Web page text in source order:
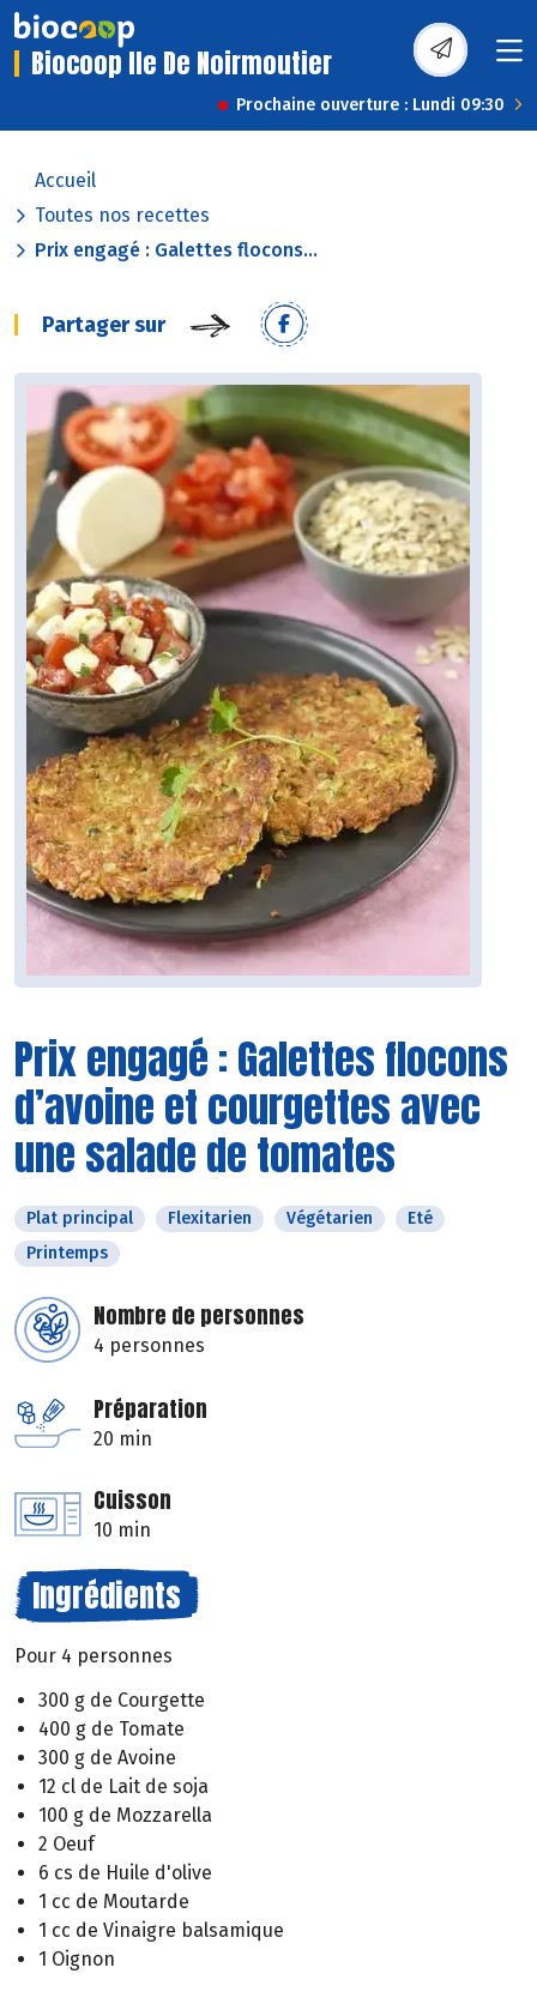
Biocoop Ile De Noirmoutier
Prochaine ouverture : Lundi 09:30
Accueil
Toutes nos recettes
Prix engagé : Galettes flocons...
Partager sur
Prix engagé : Galettes flocons
d’avoine et courgettes avec
une salade de tomates
Plat principal Flexitarien Végétarien
Eté
Printemps
Nombre de personnes
4 personnes
Préparation
20 min
Cuisson
10 min
Ingrédients
Pour 4 personnes
300 g de Courgette
400 g de Tomate
300 g de Avoine
12 cl de Lait de soja
100 g de Mozzarella
2 Oeuf
6 cs de Huile d'olive
1 cc de Moutarde
1 cc de Vinaigre balsamique
1 Oignon